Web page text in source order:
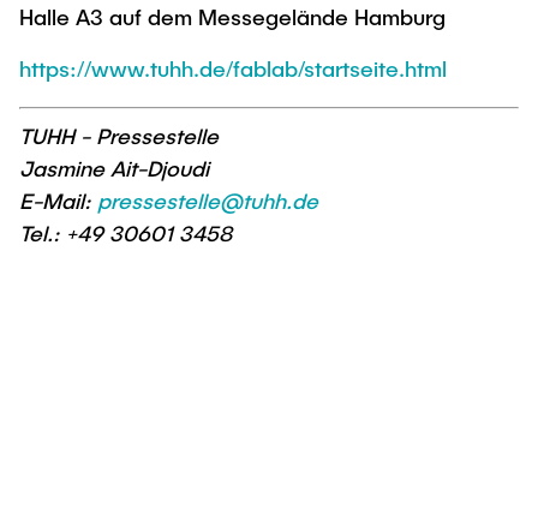
Halle A3 auf dem Messegelände Hamburg
https://www.tuhh.de/fablab/startseite.html
TUHH - Pressestelle
Jasmine Ait-Djoudi
E-Mail: pressestelle@tuhh.de
Tel.: +49 30601 3458